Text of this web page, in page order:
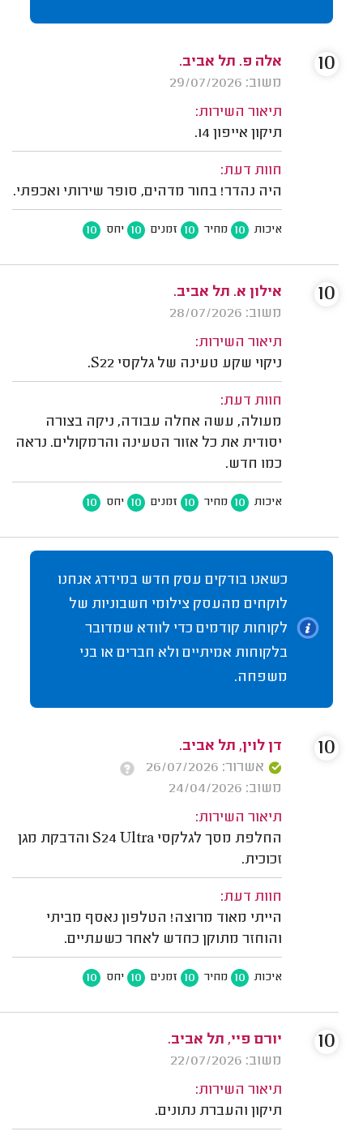
אלה פ. תל אביב.
משוב: 29/07/2026
תיאור השירות:
תיקון אייפון 14.
חוות דעת:
היה נהדר! בחור מדהים, סופר שירותי ואכפתי.
איכות 10 מחיר 10 זמנים 10 יחס 10
10
אילון א. תל אביב.
משוב: 28/07/2026
תיאור השירות:
ניקוי שקע טעינה של גלקסי S22.
חוות דעת:
מעולה, עשה אחלה עבודה, ניקה בצורה
יסודית את כל אזור הטעינה והרמקולים. נראה
כמו חדש.
איכות 10 מחיר 10 זמנים 10 יחס 10
10
כשאנו בודקים עסק חדש במידרג אנחנו
לוקחים מהעסק צילומי חשבוניות של
לקוחות קודמים כדי לוודא שמדובר
בלקוחות אמיתיים ולא חברים או בני
משפחה.
דן לוין, תל אביב.
אשרור: 26/07/2026
משוב: 24/04/2026
תיאור השירות:
החלפת מסך לגלקסי S24 Ultra והדבקת מגן
זכוכית.
חוות דעת:
הייתי מאוד מרוצה! הטלפון נאסף מביתי
והוחזר מתוקן כחדש לאחר כשעתיים.
איכות 10 מחיר 10 זמנים 10 יחס 10
10
יורם פיי, תל אביב.
משוב: 22/07/2026
תיאור השירות:
תיקון והעברת נתונים.
10